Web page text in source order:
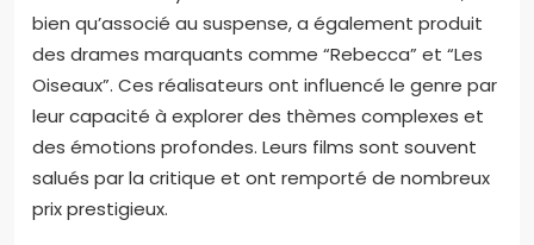
Des réalisateurs comme Martin Scorsese, Ingmar
Bergman et Alfred Hitchcock sont considérés
comme des maîtres du genre dramatique. Martin
Scorsese est reconnu pour ses films tels que “Taxi
Driver” et “Les Affranchis”. Ingmar Bergman a réalisé
des œuvres emblématiques comme “Le Septième
Sceau” et “Fanny et Alexandre”. Alfred Hitchcock,